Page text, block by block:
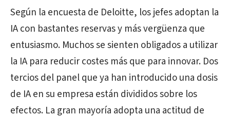
Según la encuesta de Deloitte, los jefes adoptan la
IA con bastantes reservas y más vergüenza que
entusiasmo. Muchos se sienten obligados a utilizar
la IA para reducir costes más que para innovar. Dos
tercios del panel que ya han introducido una dosis
de IA en su empresa están divididos sobre los
efectos. La gran mayoría adopta una actitud de